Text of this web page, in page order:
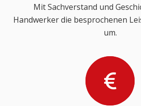
Mit Sachverstand und
Handwerker die besprochenen
um.